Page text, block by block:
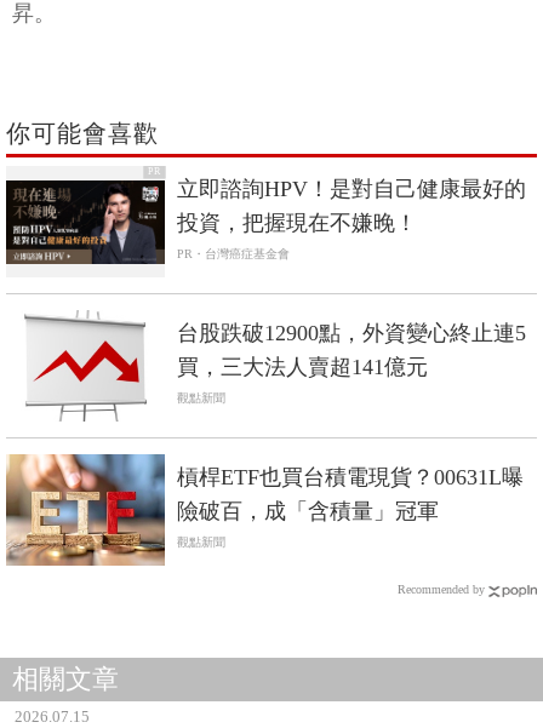
昇。
你可能會喜歡
PR
立即諮詢HPV！是對自己健康最好的
投資，把握現在不嫌晚！
PR・台灣癌症基金會
台股跌破12900點，外資變心終止連5
買，三大法人賣超141億元
觀點新聞
槓桿ETF也買台積電現貨？00631L曝
險破百，成「含積量」冠軍
觀點新聞
Recommended by
相關文章
2026.07.15